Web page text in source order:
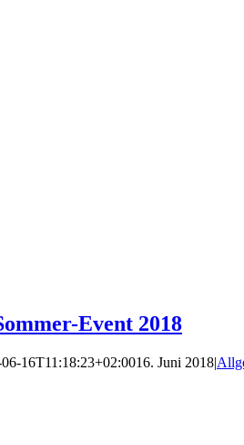
Event 2018
16T11:18:23+02:0016. Juni 2018|